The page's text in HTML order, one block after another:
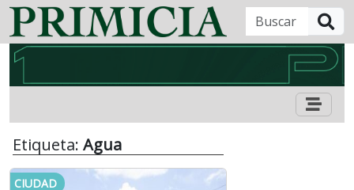
Etiqueta: Agua
CIUDAD